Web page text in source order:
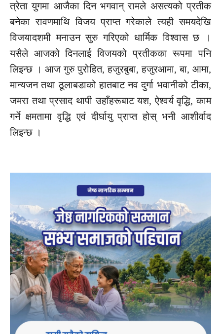
त्रेता युगमा आजैका दिन भगवान् रामले असत्यको प्रतीक
बनेका रावणमाथि विजय प्राप्त गरेकाले त्यही समयदेखि
विजयादशमी मनाउन सुरु गरिएको धार्मिक विश्वास छ ।
यसैले आजको दिनलाई विजयको प्रतीकका रूपमा पनि
लिइन्छ । आज गुरु पुरोहित, हजुरबुबा, हजुरआमा, बा, आमा,
मान्यजन तथा ठूलाबडाको हातबाट नव दुर्गा भवानीको टीका,
जमरा तथा प्रसाद थापी उहाँहरूबाट यश, ऐश्वर्य वृद्धि, काम
गर्ने क्षमतामा वृद्धि एवं दीर्घायु प्राप्त होस् भनी आशीर्वाद
लिइन्छ ।